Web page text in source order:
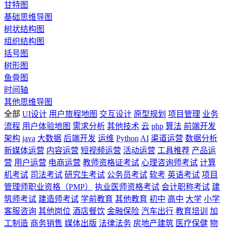
甘特图
基础思维导图
树状结构图
组织结构图
括号图
树形图
鱼骨图
时间轴
其他思维导图
全部 UI设计 用户旅程地图 交互设计 原型规划 项目管理 业务
流程 用户体验地图 需求分析 其他技术 云 php 算法 前端开发
架构 java 大数据 后端开发 运维 Python AI 渠道运营 数据分析
新媒体运营 内容运营 短视频运营 活动运营 工具推荐 产品运
营 用户运营 电商运营 教师资格证考试 心理咨询师考试 计算
机考试 司法考试 研究生考试 公务员考试 软考 英语考试 项目
管理师职业资格（PMP）
执业医师资格考试 会计职称考试 建
筑师考试 建造师考试 学前教育 其他教育 初中 高中 大学 小学
客服咨询 其他岗位 酒店餐饮 金融保险 汽车出行 教育培训
加
工制造 商务销售 媒体出版 法律法务 房地产建筑 医疗保健 物